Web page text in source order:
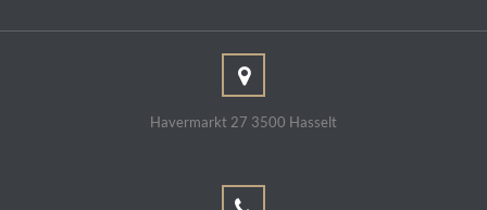
Havermarkt 27 3500 Hasselt